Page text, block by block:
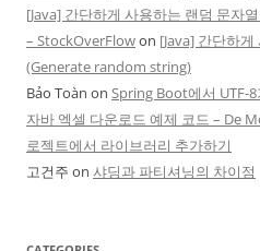
[Java] 간단하게 사용하는 랜덤 문자
– StockOverFlowon [Java] 간단하
(Generate random string)
Bảo Toàn on Spring Boot에서 UTF-
자바 엑셀 다운로드 예제 코드 – De
로젝트에서 라이브러리 추가하기
고건주 on 샤딩과 파티셔닝의 차이점